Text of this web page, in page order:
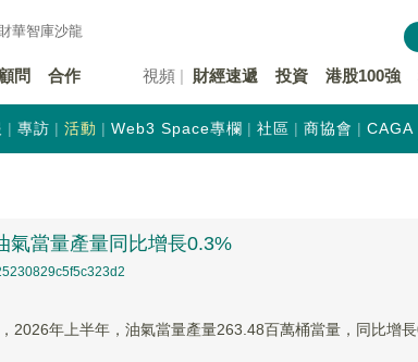
財華智庫沙龍
顧問 合作 視頻 財經速遞 投資 港股100強
專訪 活動 Web3 Space專欄 社區 商協會 CAGA
氣當量產量同比增長0.3%
2026年上半年，油氣當量產量263.48百萬桶當量，同比增